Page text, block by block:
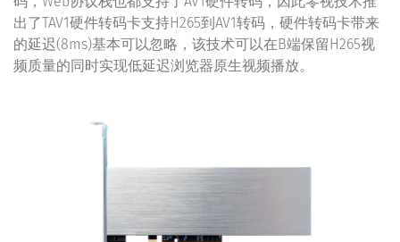
出了TAV1硬件转码卡支持H265到AV1转码，硬件转码卡带来
的延迟(8ms)基本可以忽略，该技术可以在B端保留H265视
频质量的同时实现低延迟浏览器原生视频播放。